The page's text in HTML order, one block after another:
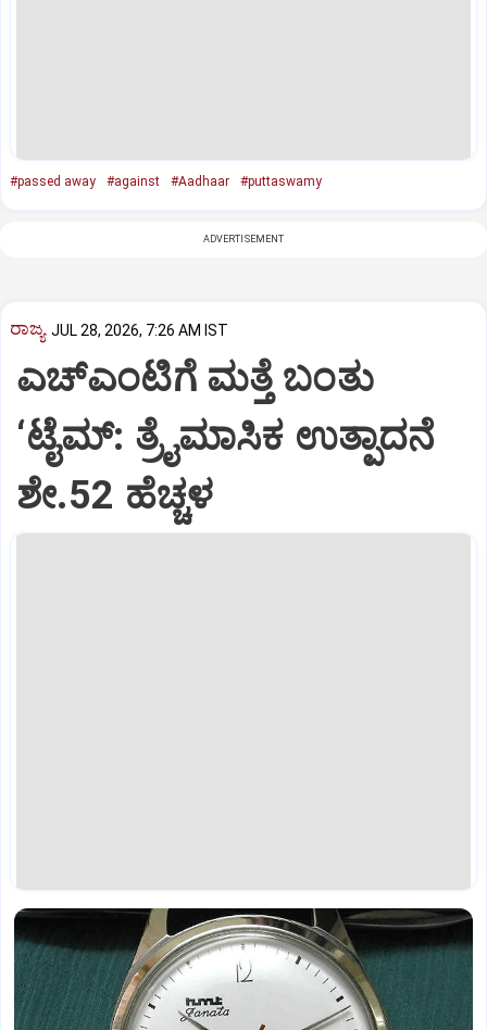
#passed away #against #Aadhaar #puttaswamy
ADVERTISEMENT
ರಾಜ್ಯ JUL 28, 2026, 7:26 AM IST
ಎಚ್‌ಎಂಟಿಗೆ ಮತ್ತೆ ಬಂತು
‘ಟೈಮ್: ತ್ರೈಮಾಸಿಕ ಉತ್ಪಾದನೆ
ಶೇ.52 ಹೆಚ್ಚಳ